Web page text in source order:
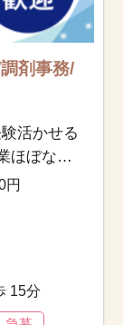
剤事務/
活かせる
ほぼな
円
15分